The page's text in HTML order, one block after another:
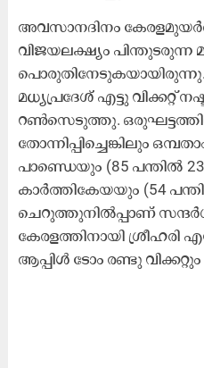
അവസാനദിനം
വിജയലക്ഷ്യം പിന്തുടരുന്ന
പൊരുതിനേടുകയായിരുന്നു.
മധ്യപ്രദേശ് എട്ടു വിക്കറ്റ്
റൺസെടുത്തു.
തോന്നിപ്പിച്ചെങ്കിലും
പാണ്ഡെയും (85 പന്തിൽ
കാർത്തികേയയും (54
ചെറുത്തുനിൽപ്പാണ്
കേരളത്തിനായി
ആപ്പിൾ ടോം രണ്ടു വിക്കറ്റും